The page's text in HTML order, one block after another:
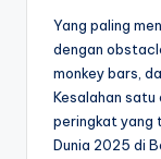
Yang paling
dengan
monkey bars,
Kesalahan satu
peringkat yang
Dunia 2025 di